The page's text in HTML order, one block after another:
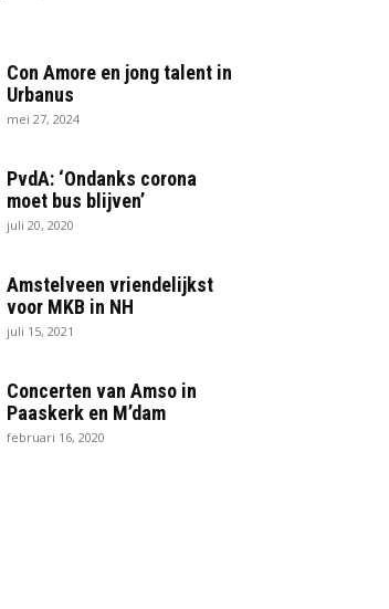
Con Amore en jong talent in
Urbanus
mei 27, 2024
PvdA: ‘Ondanks corona
moet bus blijven’
juli 20, 2020
Amstelveen vriendelijkst
voor MKB in NH
juli 15, 2021
Concerten van Amso in
Paaskerk en M’dam
februari 16, 2020